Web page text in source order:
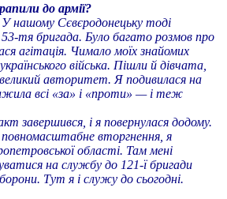
до армії?
У нашому Сєвєродонецьку тоді
тя бригада. Було багато розмов про
агітація. Чимало моїх знайомих
війська. Пішли й дівчата,
авторитет. Я подивилася на
всі «за» і «проти» — і теж
завершився, і я повернулася додому.
повномасштабне вторгнення, я
області. Там мені
на службу до 121-ї бригади
Тут я і служу до сьогодні.